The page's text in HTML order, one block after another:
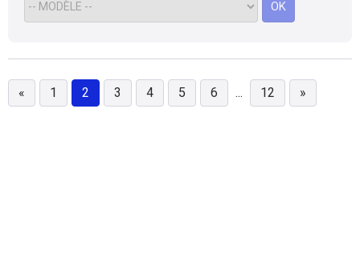
OK
« 1 2 3 4 5 6 ... 12 »